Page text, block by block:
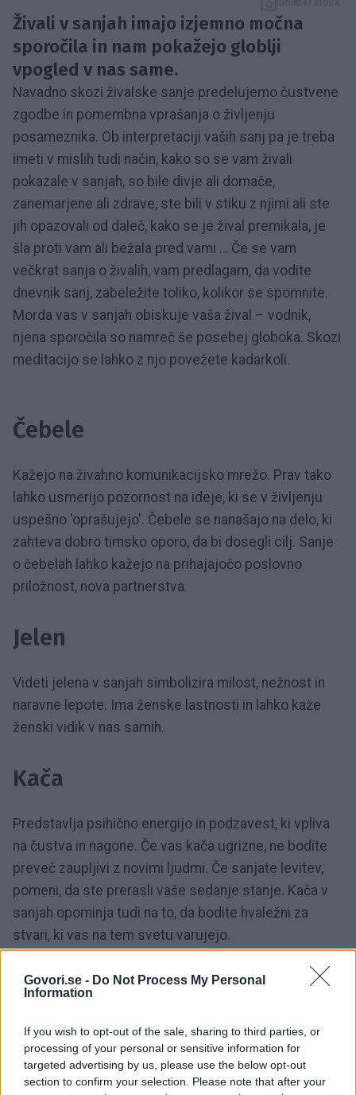
Govori.se - Do Not Process My Personal
Information
If you wish to opt-out of the sale, sharing to third parties, or
processing of your personal or sensitive information for
targeted advertising by us, please use the below opt-out
section to confirm your selection. Please note that after your
Živali v sanjah imajo izjemno močna
sporočila in nam pokažejo globlji
vpogled v nas same.
Navadno skozi živalske sanje predelujemo čustvene
zgodbe in pomembna vprašanja o življenju
posameznika. Ob interpretaciji vaših sanj pa je treba
imeti v mislih tudi način, kako so se vam živali
pokazale v sanjah, so bile divje ali domače,
zanemarjene ali zdrave, ste bili v stiku z njimi ali ste
jih opazovali od daleč, kako se je žival premikala, je
šla proti vam ali bežala pred vami … Če se vam
večkrat sanja o živalih, vam predlagam, da vodite
dnevnik sanj, zabeležite toliko, kolikor se spomnite.
Morda vas v sanjah obiskuje vaša žival – vodnik,
njena sporočila so namreč še posebej globoka. Skozi
meditacijo se lahko z njo povežete kadarkoli.
Čebele
Kažejo na živahno komunikacijsko mrežo. Prav tako
lahko usmerijo pozornost na ideje, ki se v življenju
uspešno 'oprašujejo'. Čebele se nanašajo na delo, ki
zahteva dobro timsko oporo, da bi dosegli cilj. Sanje
o čebelah lahko kažejo na prihajajočo poslovno
priložnost, nova partnerstva.
Jelen
Videti jelena v sanjah simbolizira milost, nežnost in
naravne lepote. Ima ženske lastnosti in lahko kaže
ženski vidik v nas samih.
Kača
Predstavlja psihično energijo in podzavest, ki vpliva
na čustva in nagone. Če vas kača ugrizne, ne bodite
preveč zaupljivi z novimi ljudmi. Če sanjate levitev,
pomeni, da ste prerasli vaše sedanje stanje. Kača v
sanjah opominja tudi na to, da bodite hvaležni za
stvari, ki vas na tem svetu varujejo.
Konj
Videti čredo divjih konjev pomeni občutek svobode in
pomanjkanje odgovornosti. Morda govorijo tudi o
nenadzorovanih čustvih. Sanjati, da jahate konja,